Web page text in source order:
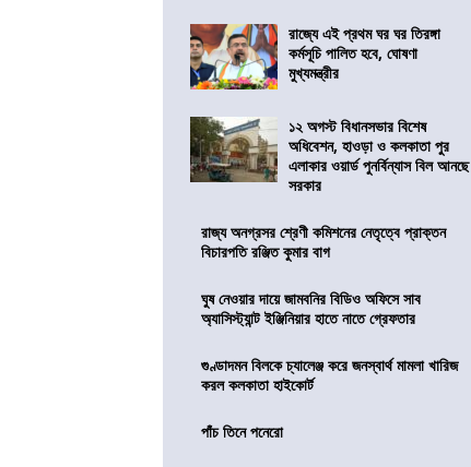
রাজ্যে এই প্রথম ঘর ঘর তিরঙ্গা
কর্মসূচি পালিত হবে, ঘোষণা
মুখ্যমন্ত্রীর
১২ অগস্ট বিধানসভার বিশেষ
অধিবেশন, হাওড়া ও কলকাতা পুর
এলাকার ওয়ার্ড পুনর্বিন্যাস বিল আনছে
সরকার
রাজ্য অনগ্রসর শ্রেণী কমিশনের নেতৃত্বে প্রাক্তন
বিচারপতি রঞ্জিত কুমার বাগ
ঘুষ নেওয়ার দায়ে জামবনির বিডিও অফিসে সাব
অ্যাসিস্ট্যান্ট ইঞ্জিনিয়ার হাতে নাতে গ্রেফতার
গুণ্ডাদমন বিলকে চ্যালেঞ্জ করে জনস্বার্থ মামলা খারিজ
করল কলকাতা হাইকোর্ট
পাঁচ তিনে পনেরো